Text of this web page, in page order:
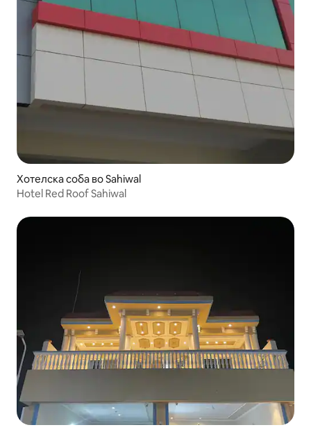
Хотелска соба во Sahiwal
Hotel Red Roof Sahiwal